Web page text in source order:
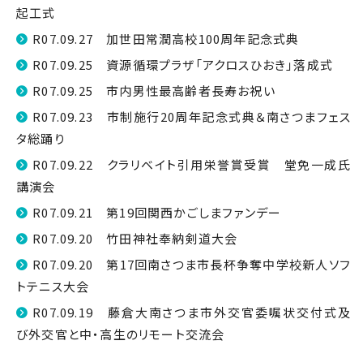
起工式
R07.09.27 加世田常潤高校100周年記念式典
R07.09.25 資源循環プラザ「アクロスひおき」落成式
R07.09.25 市内男性最高齢者長寿お祝い
R07.09.23 市制施行20周年記念式典＆南さつまフェス
タ総踊り
R07.09.22 クラリベイト引用栄誉賞受賞 堂免一成氏
講演会
R07.09.21 第19回関西かごしまファンデー
R07.09.20 竹田神社奉納剣道大会
R07.09.20 第17回南さつま市長杯争奪中学校新人ソフ
トテニス大会
R07.09.19 藤倉大南さつま市外交官委嘱状交付式及
び外交官と中・高生のリモート交流会